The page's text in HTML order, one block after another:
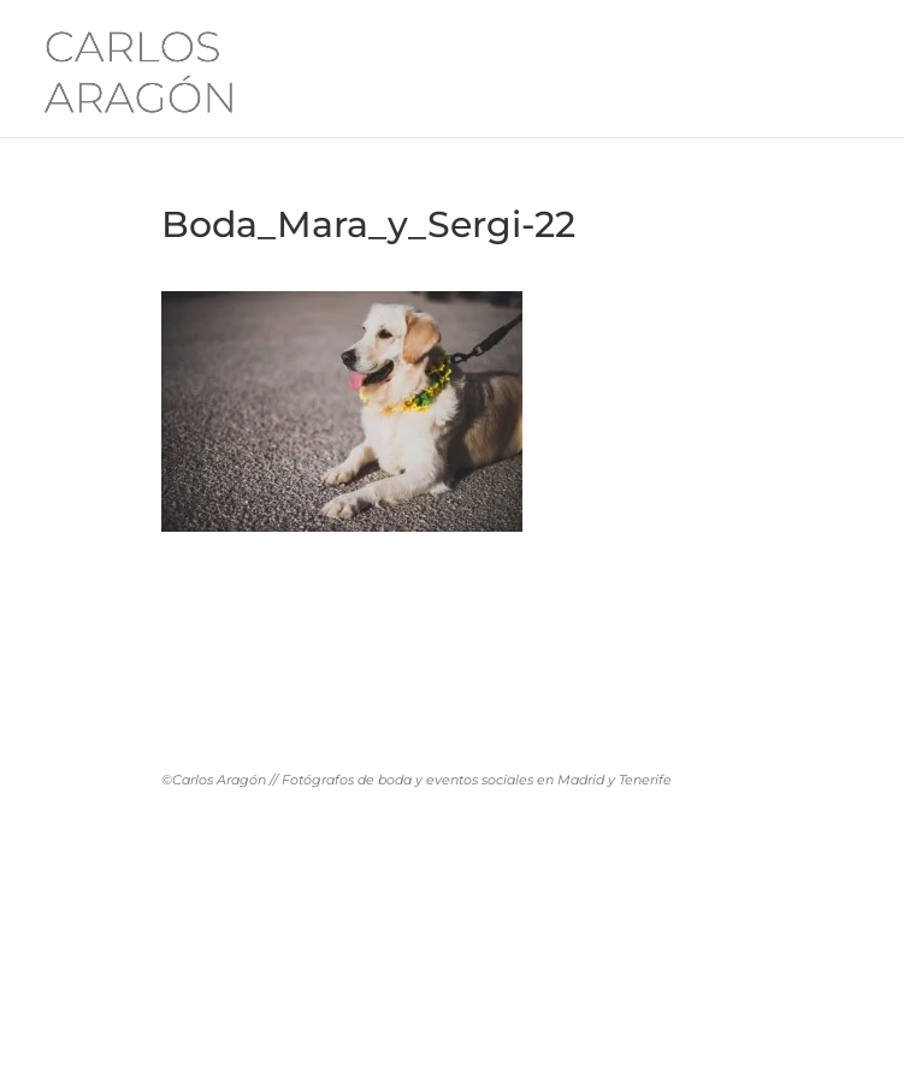
Boda_Mara_y_Sergi-22
©Carlos Aragón // Fotógrafos de boda y eventos sociales en Madrid y Tenerife